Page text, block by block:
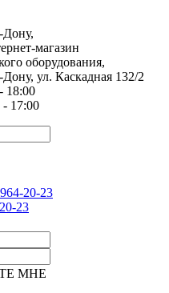
Дону,
магазин
оборудования,
Дону, ул. Каскадная 132/2
18:00
17:00
20-23
23
МНЕ